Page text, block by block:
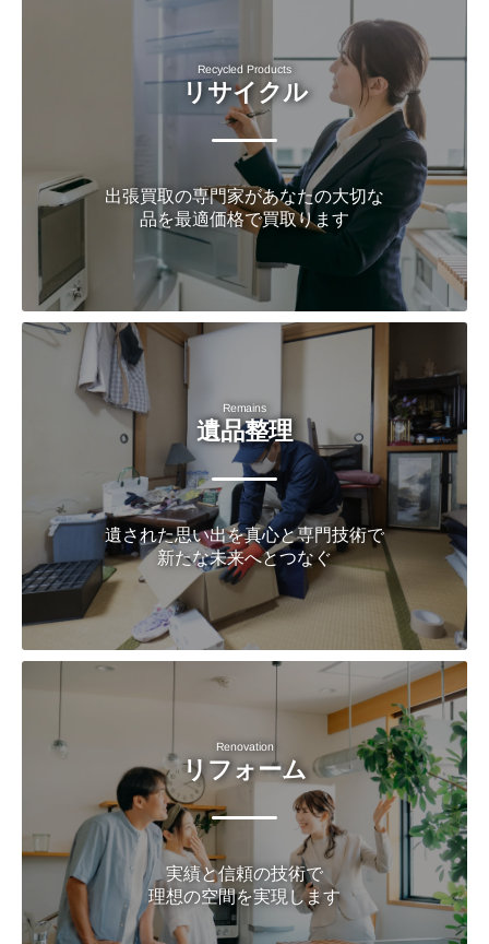
Recycled Products
リサイクル
出張買取の専門家があなたの大切な
品を最適価格で買取ります
Remains
遺品整理
遺された思い出を真心と専門技術で
新たな未来へとつなぐ
Renovation
リフォーム
実績と信頼の技術で
理想の空間を実現します